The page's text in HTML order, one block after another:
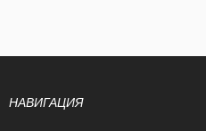
НАВИГАЦИЯ